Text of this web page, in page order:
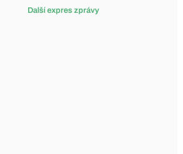
Další expres zprávy